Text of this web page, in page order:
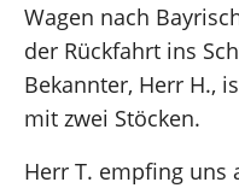
Wagen nach
der Rückfahrt ins
Bekannter, Herr H.,
mit zwei Stöcken.
Herr T. empfing uns